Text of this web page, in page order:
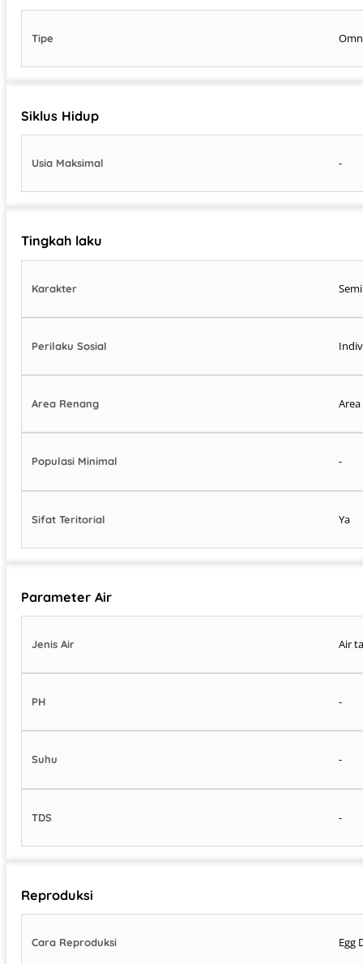
Tipe
Siklus Hidup
Usia Maksimal -
Tingkah laku
Karakter
Perilaku Sosial
Area Renang
Populasi Minimal -
Sifat Teritorial Ya
Parameter Air
Jenis Air Air
PH -
Suhu -
TDS -
Reproduksi
Cara Reproduksi Egg